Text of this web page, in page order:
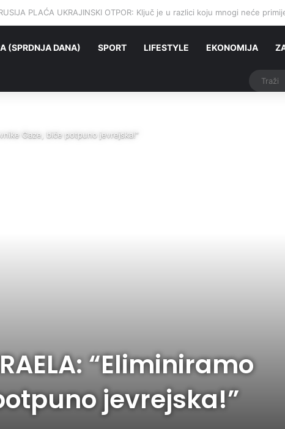
KOJI SEBE ZOVE SRBIMA: Jesu li preci balkanskih Srba stigli iz
(SPRDNJA DANA) SPORT LIFESTYLE EKONOMIJA
Gaze, biće potpuno jevrejska!”
“Eliminiramo
jevrejska!”